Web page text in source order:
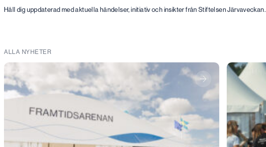
Håll dig uppdaterad med aktuella händelser, initiativ och insikter från Stiftelsen Järvaveckan.
ALLA NYHETER